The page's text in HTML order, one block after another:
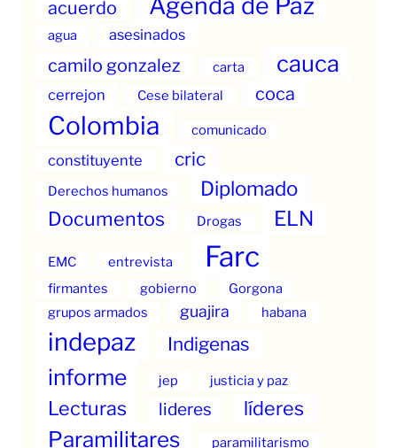
acuerdo Agenda de Paz
agua asesinados
camilo gonzalez carta cauca
cerrejon Cese bilateral coca
Colombia comunicado
constituyente cric
Derechos humanos Diplomado
Documentos Drogas ELN
EMC entrevista Farc
firmantes gobierno
Gorgona
grupos armados
guajira habana
indepaz Indigenas
informe jep justicia y paz
Lecturas lideres líderes
Paramilitares paramilitarismo